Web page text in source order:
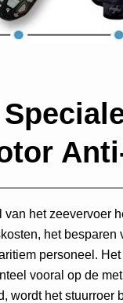
het zeevervoer
het
personeel.
vooral op de
wordt het